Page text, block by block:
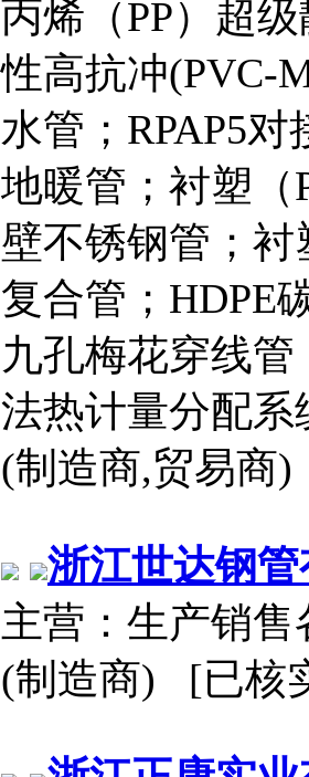
丙烯（PP）超
性高抗冲(PVC-
水管；RPAP5
地暖管；衬塑（
壁不锈钢管；
复合管；HDPE
九孔梅花穿线
法热计量分配
(制造商,贸易商
浙江世达钢
主营：生产销
(制造商) [已核